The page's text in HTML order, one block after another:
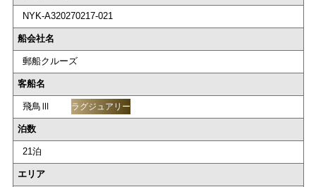
NYK-A320270217-021
船会社名
郵船クルーズ
客船名
飛鳥Ⅲ ラグジュアリー
泊数
21泊
エリア